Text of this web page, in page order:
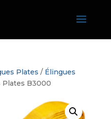
Plates / Élingues
Plates B3000